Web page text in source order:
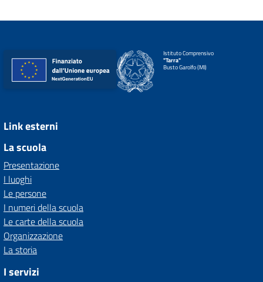
Istituto Comprensivo
"Tarra"
Busto Garolfo (MI)
Link esterni
La scuola
Presentazione
I luoghi
Le persone
I numeri della scuola
Le carte della scuola
Organizzazione
La storia
I servizi